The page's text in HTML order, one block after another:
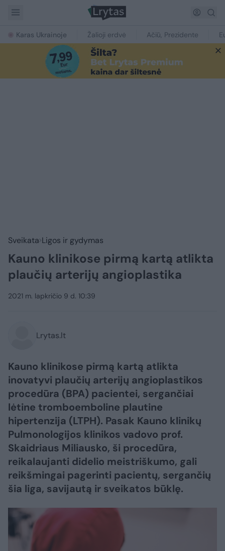
Karas Ukrainoje Žalioji erdvė Ačiū, Prezidente
Sveikata Ligos ir gydymas
Kauno klinikose pirmą kartą atlikta
plaučių arterijų angioplastika
2021 m. lapkričio 9 d. 10:39
Lrytas.lt
Kauno klinikose pirmą kartą atlikta
inovatyvi plaučių arterijų angioplastikos
procedūra (BPA) pacientei, sergančiai
lėtine tromboemboline plautine
hipertenzija (LTPH). Pasak Kauno klinikų
Pulmonologijos klinikos vadovo prof.
Skaidriaus Miliausko, ši procedūra,
reikalaujanti didelio meistriškumo, gali
reikšmingai pagerinti pacientų, sergančių
šia liga, savijautą ir sveikatos būklę.